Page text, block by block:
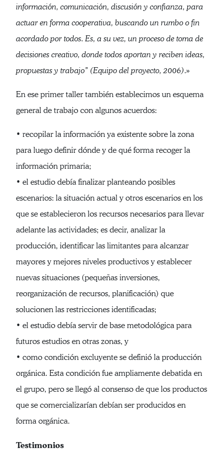
información, comunicación, discusión y confianza, para
actuar en forma cooperativa, buscando un rumbo o fin
acordado por todos. Es, a su vez, un proceso de toma de
decisiones creativo, donde todos aportan y reciben ideas,
propuestas y trabajo” (Equipo del proyecto, 2006).»
En ese primer taller también establecimos un esquema
general de trabajo con algunos acuerdos:
• recopilar la información ya existente sobre la zona
para luego definir dónde y de qué forma recoger la
información primaria;
• el estudio debía finalizar planteando posibles
escenarios: la situación actual y otros escenarios en los
que se establecieron los recursos necesarios para llevar
adelante las actividades; es decir, analizar la
producción, identificar las limitantes para alcanzar
mayores y mejores niveles productivos y establecer
nuevas situaciones (pequeñas inversiones,
reorganización de recursos, planificación) que
solucionen las restricciones identificadas;
• el estudio debía servir de base metodológica para
futuros estudios en otras zonas, y
• como condición excluyente se definió la producción
orgánica. Esta condición fue ampliamente debatida en
el grupo, pero se llegó al consenso de que los productos
que se comercializarían debían ser producidos en
forma orgánica.
Testimonios